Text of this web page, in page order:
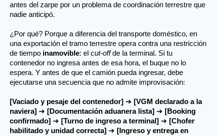
antes del zarpe por un problema de coordinación terrestre que
nadie anticipó.
¿Por qué? Porque a diferencia del transporte doméstico, en
una exportación el tramo terrestre opera contra una restricción
de tiempo inamovible: el cut-off de la terminal. Si tu
contenedor no ingresa antes de esa hora, el buque no lo
espera. Y antes de que el camión pueda ingresar, debe
ejecutarse una secuencia que no admite improvisación:
[Vaciado y pesaje del contenedor] ➔ [VGM declarado a la
naviera] ➔ [Documentación aduanera lista] ➔ [Booking
confirmado] ➔ [Turno de ingreso a terminal] ➔ [Chofer
habilitado y unidad correcta] ➔ [Ingreso y entrega en